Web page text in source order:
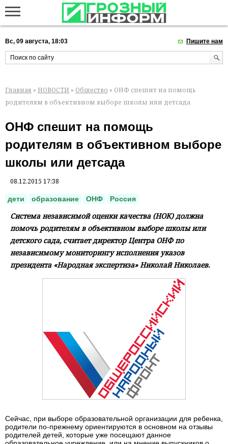
Вс, 09 августа, 18:03 Пишите нам
Главная » НОВОСТИ » Общество » ОНФ спешит на помощь
родителям в объективном выборе школы или детсада
ОНФ спешит на помощь
родителям в объективном выборе
школы или детсада
08.12.2015 17:38
дети образование ОНФ Россия
Система независимой оценки качества (НОК) должна
помочь родителям в объективном выборе школы или
детского сада, считает директор Центра ОНФ по
независимому мониторингу исполнения указов
президента «Народная экспертиза» Николай Николаев.
Сейчас, при выборе образовательной организации для ребенка,
родители по-прежнему ориентируются в основном на отзывы
родителей детей, которые уже посещают данное